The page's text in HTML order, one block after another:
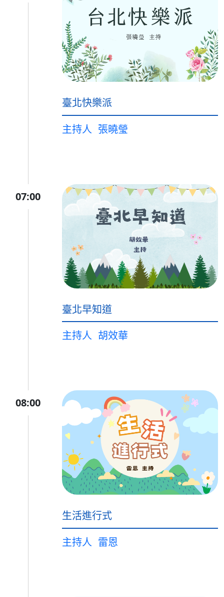
臺北快樂派
主持人 張曉瑩
07:00
臺北早知道
主持人 胡效華
08:00
生活進行式
主持人 雷恩